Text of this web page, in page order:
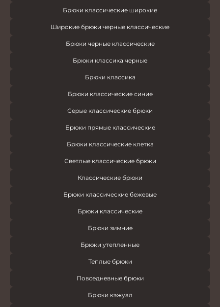
Брюки классические широкие
Широкие брюки черные классические
Брюки черные классические
Брюки классика черные
Брюки классика
Брюки классические синие
Серые классические брюки
Брюки прямые классические
Брюки классические клетка
Светлые классические брюки
Классические брюки
Брюки классические бежевые
Брюки классические
Брюки зимние
Брюки утепленные
Теплые брюки
Повседневные брюки
Брюки кэжуал